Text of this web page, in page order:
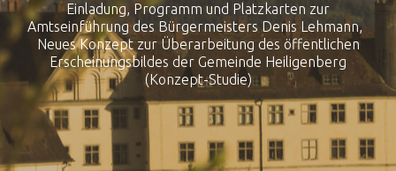
Einladung, Programm und Platzkarten zur
Amtseinführung des Bürgermeisters Denis Lehmann,
Neues Konzept zur Überarbeitung des öffentlichen
Erscheinungsbildes der Gemeinde Heiligenberg
(Konzept-Studie)